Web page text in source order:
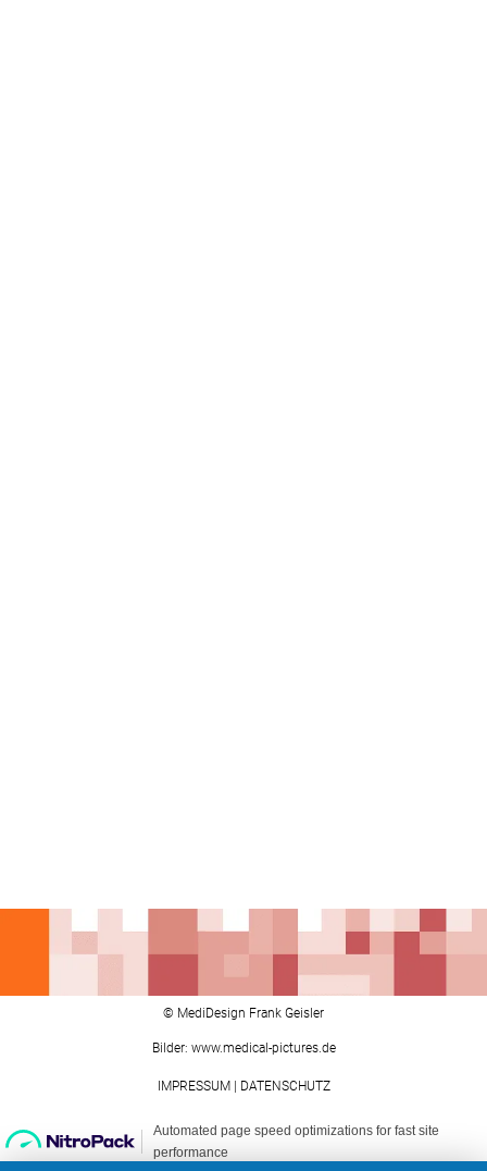
© MediDesign Frank Geisler
Bilder: www.medical-pictures.de
IMPRESSUM DATENSCHUTZ